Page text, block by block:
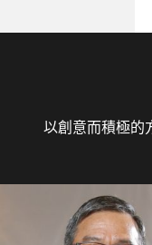
以創意而積極的